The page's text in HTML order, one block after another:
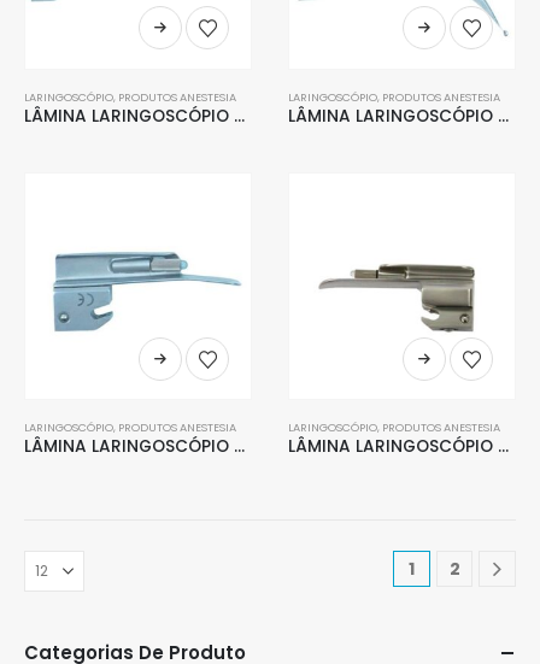
LARINGOSCÓPIO, PRODUTOS ANESTESIA
LÂMINA LARINGOSCÓPIO CURVA CONVENCIONAL AÇO INOX 4
LARINGOSCÓPIO, PRODUTOS ANESTESIA
LÂMINA LARINGOSCÓPIO CURVA CONVENCIONAL AÇO INOX 5
LARINGOSCÓPIO, PRODUTOS ANESTESIA
LÂMINA LARINGOSCÓPIO RETA CONVENCIONAL AÇO INOX 0
LARINGOSCÓPIO, PRODUTOS ANESTESIA
LÂMINA LARINGOSCÓPIO RETA CONVENCIONAL AÇO INOX 00
1 2
Categorias De Produto